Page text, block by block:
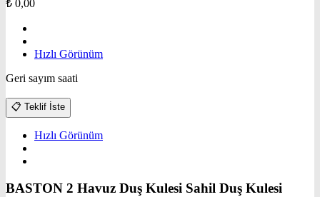
₺ 0,00
Hızlı Görünüm
Geri sayım saati
📋 Teklif İste
Hızlı Görünüm
BASTON 2 Havuz Duş Kulesi Sahil Duş Kulesi